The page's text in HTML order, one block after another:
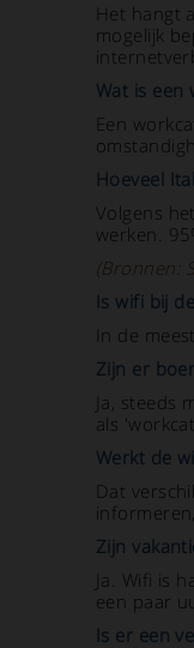
Het hangt
mogelijk
Wat is een
Een
Hoeveel
Volgens
werken.
(Bronnen:
Is wifi bij
In de
Zijn er
Ja,
als
Werkt de
Dat
Zijn
Ja. Wifi is
een paar
Is er een